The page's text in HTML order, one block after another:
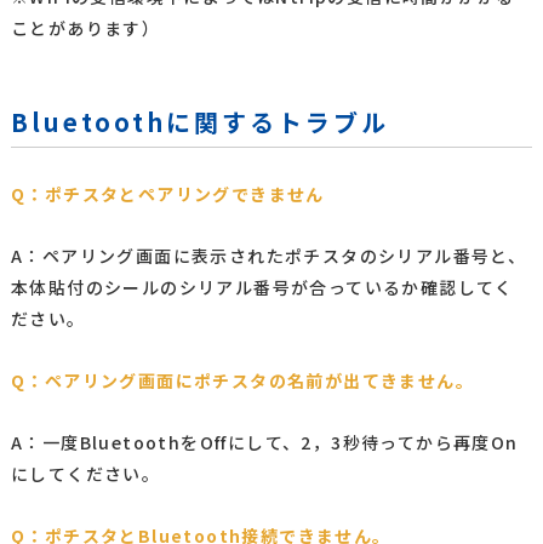
ことがあります）
Bluetoothに関するトラブル
Q：ポチスタとペアリングできません
A：ペアリング画面に表示されたポチスタのシリアル番号と、
本体貼付のシールのシリアル番号が合っているか確認してく
ださい。
Q：ペアリング画面にポチスタの名前が出てきません。
A：一度BluetoothをOffにして、2，3秒待ってから再度On
にしてください。
Q：ポチスタとBluetooth接続できません。